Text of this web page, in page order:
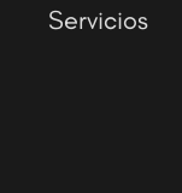
Servicios